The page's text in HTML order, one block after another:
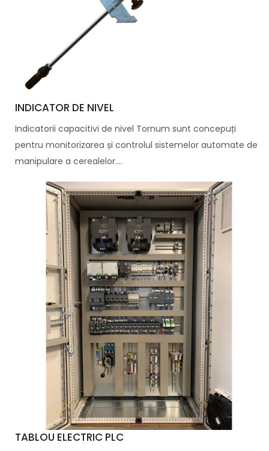
INDICATOR DE NIVEL
Indicatorii capacitivi de nivel Tornum sunt concepuți
pentru monitorizarea și controlul sistemelor automate de
manipulare a cerealelor....
TABLOU ELECTRIC PLC